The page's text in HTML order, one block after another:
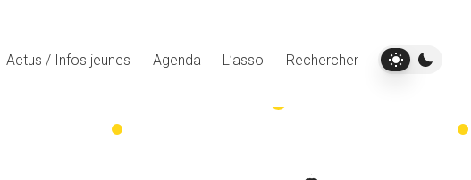
Actus / Infos jeunes Agenda L’asso Rechercher